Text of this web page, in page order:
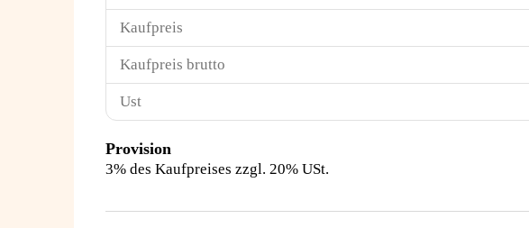
Kaufpreis
Kaufpreis brutto
Ust
Provision
3% des Kaufpreises zzgl. 20% USt.